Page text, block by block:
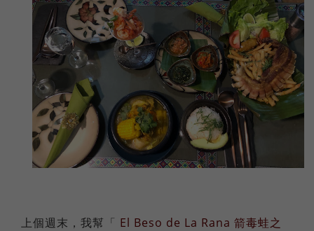
上個週末，我幫「 El Beso de La Rana 箭毒蛙之